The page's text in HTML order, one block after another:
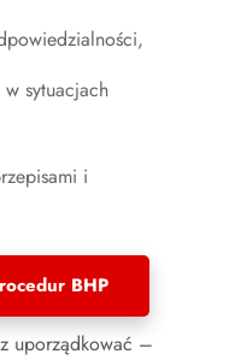
w sytuacjach
i
BHP
uporządkować –